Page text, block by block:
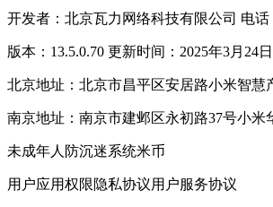
开发者：北京瓦力网络科技有限公司 电话
版本：13.5.0.70 更新时间：2025年3月24日
北京地址：北京市昌平区安居路小米智慧
南京地址：南京市建邺区永初路37号小米
未成年人防沉迷系统米币
用户应用权限隐私协议用户服务协议